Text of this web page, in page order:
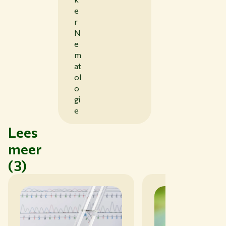
e
r
N
e
m
at
ol
o
gi
e
Lees
meer
(3)